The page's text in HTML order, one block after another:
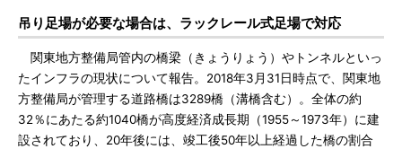
吊り足場が必要な場合は、ラックレール式足場で対応
関東地方整備局管内の橋梁（きょうりょう）やトンネルといっ
たインフラの現状について報告。2018年3月31日時点で、関東地
方整備局が管理する道路橋は3289橋（溝橋含む）。全体の約
32％にあたる約1040橋が高度経済成長期（1955～1973年）に建
設されており、20年後には、竣工後50年以上経過した橋の割合